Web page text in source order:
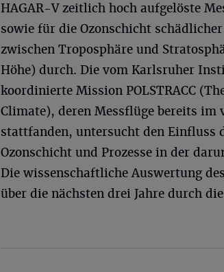
HAGAR-V zeitlich hoch aufgelöste
sowie für die Ozonschicht
zwischen Troposphäre und
Höhe) durch. Die vom Karlsruher
koordinierte Mission POLSTRACC
Climate), deren Messflüge bereits im
stattfanden, untersucht den Einfluss
Ozonschicht und Prozesse in der
Die wissenschaftliche Auswertung
über die nächsten drei Jahre durch